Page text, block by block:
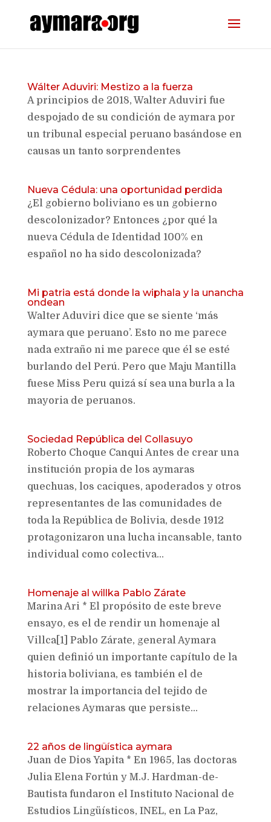
Wálter Aduviri: Mestizo a la fuerza
A principios de 2018, Walter Aduviri fue
despojado de su condición de aymara por
un tribunal especial peruano basándose en
causas un tanto sorprendentes
Nueva Cédula: una oportunidad perdida
¿El gobierno boliviano es un gobierno
descolonizador? Entonces ¿por qué la
nueva Cédula de Identidad 100% en
español no ha sido descolonizada?
Mi patria está donde la wiphala y la unancha
ondean
Walter Aduviri dice que se siente ‘más
aymara que peruano’. Esto no me parece
nada extraño ni me parece que él se esté
burlando del Perú. Pero que Maju Mantilla
fuese Miss Peru quizá sí sea una burla a la
mayoria de peruanos.
Sociedad República del Collasuyo
Roberto Choque Canqui Antes de crear una
institución propia de los aymaras
quechuas, los caciques, apoderados y otros
representantes de las comunidades de
toda la República de Bolivia, desde 1912
protagonizaron una lucha incansable, tanto
individual como colectiva...
Homenaje al willka Pablo Zárate
Marina Ari * El propósito de este breve
ensayo, es el de rendir un homenaje al
Villca[1] Pablo Zárate, general Aymara
quien definió un importante capítulo de la
historia boliviana, es también el de
mostrar la importancia del tejido de
relaciones Aymaras que persiste...
22 años de lingüística aymara
Juan de Dios Yapita * En 1965, las doctoras
Julia Elena Fortún y M.J. Hardman-de-
Bautista fundaron el Instituto Nacional de
Estudios Lingüísticos, INEL, en La Paz,